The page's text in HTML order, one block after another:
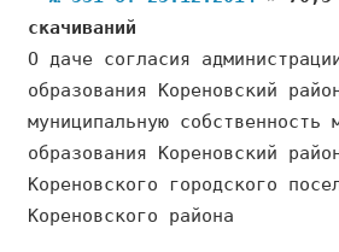
скачиваний
О даче согласия
образования Кореновский
муниципальную собственность
образования Кореновский
Кореновского городского
Кореновского района